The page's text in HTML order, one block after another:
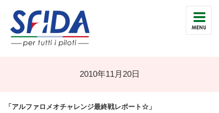
2010年11月20日
「アルファロメオチャレンジ最終戦レポート☆」